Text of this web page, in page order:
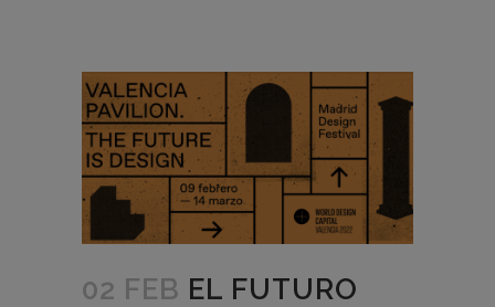
02 FEB EL FUTURO